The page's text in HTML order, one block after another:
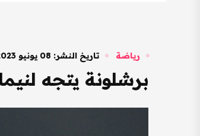
رياضة تاريخ النشر: 08 يونيو 2023 | الساعة: 01:53 مساءً
برشلونة يتجه